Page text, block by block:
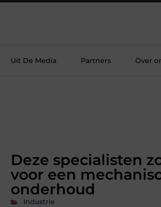
Uit De Media Partners Over
Deze specialisten
voor een
onderhoud
Industrie